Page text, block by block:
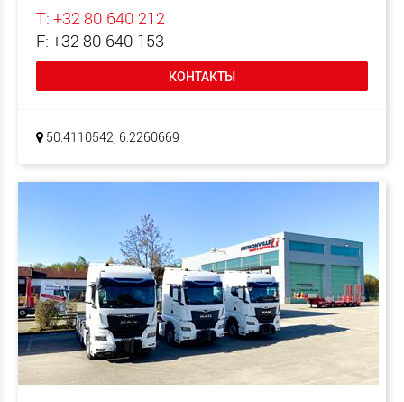
T: +32 80 640 212
F: +32 80 640 153
КОНТАКТЫ
50.4110542, 6.2260669